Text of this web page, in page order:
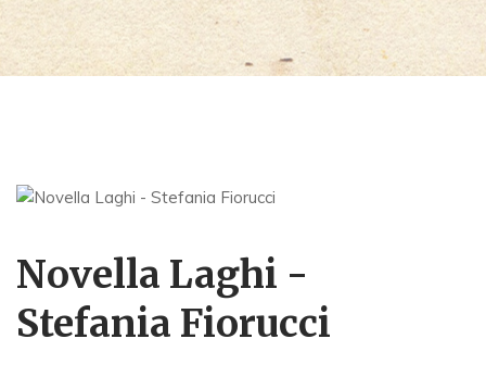
Novella Laghi -
Stefania Fiorucci